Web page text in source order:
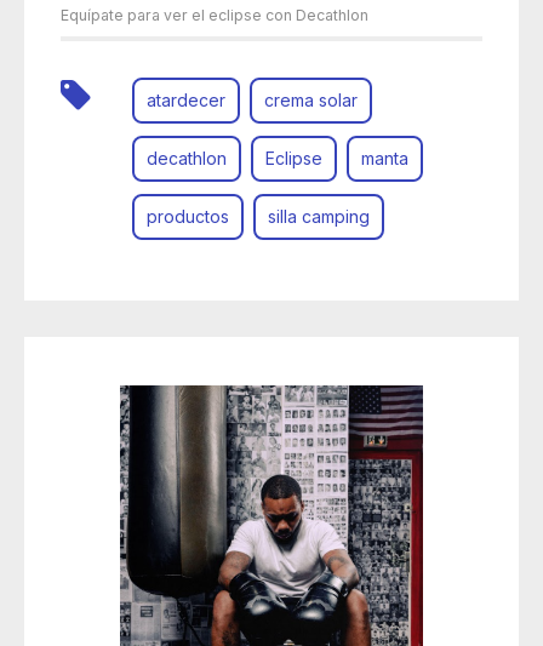
Equípate para ver el eclipse con Decathlon
atardecer crema solar
decathlon Eclipse manta
productos silla camping